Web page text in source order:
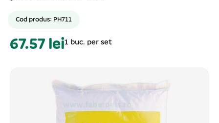
Cod produs: PH711
67.57 lei1 buc. per set